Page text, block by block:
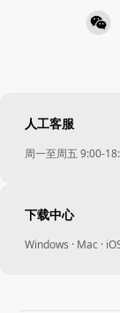
人工客服
周一至周五 9:00-
下载中心
Windows · Mac ·